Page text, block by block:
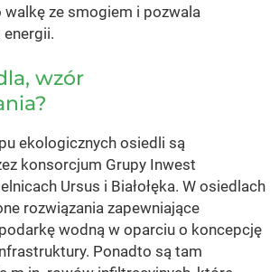
ze smogiem i pozwala
wzór
ekologicznych osiedli są
konsorcjum Grupy Inwest
Ursus i Białołęka. W osiedlach
rozwiązania zapewniające
wodną w oparciu o koncepcję
Ponadto są tam